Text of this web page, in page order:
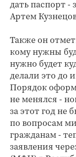
дать паспорт -
Артем
Также он
кому нужны
нужно будет
делали это до
Порядок
не менялся -
за этот год не
по вопросам
гражданам -
заявления